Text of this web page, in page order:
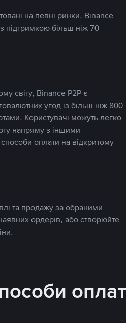
на певні ринки, Binance
підтримкою більш ніж 70
світу, Binance P2P є
угод із більш ніж 800
Користувачі можуть легко
напряму з іншими
оплати на відкритому
та продажу за обраними
ордерів, або створюйте